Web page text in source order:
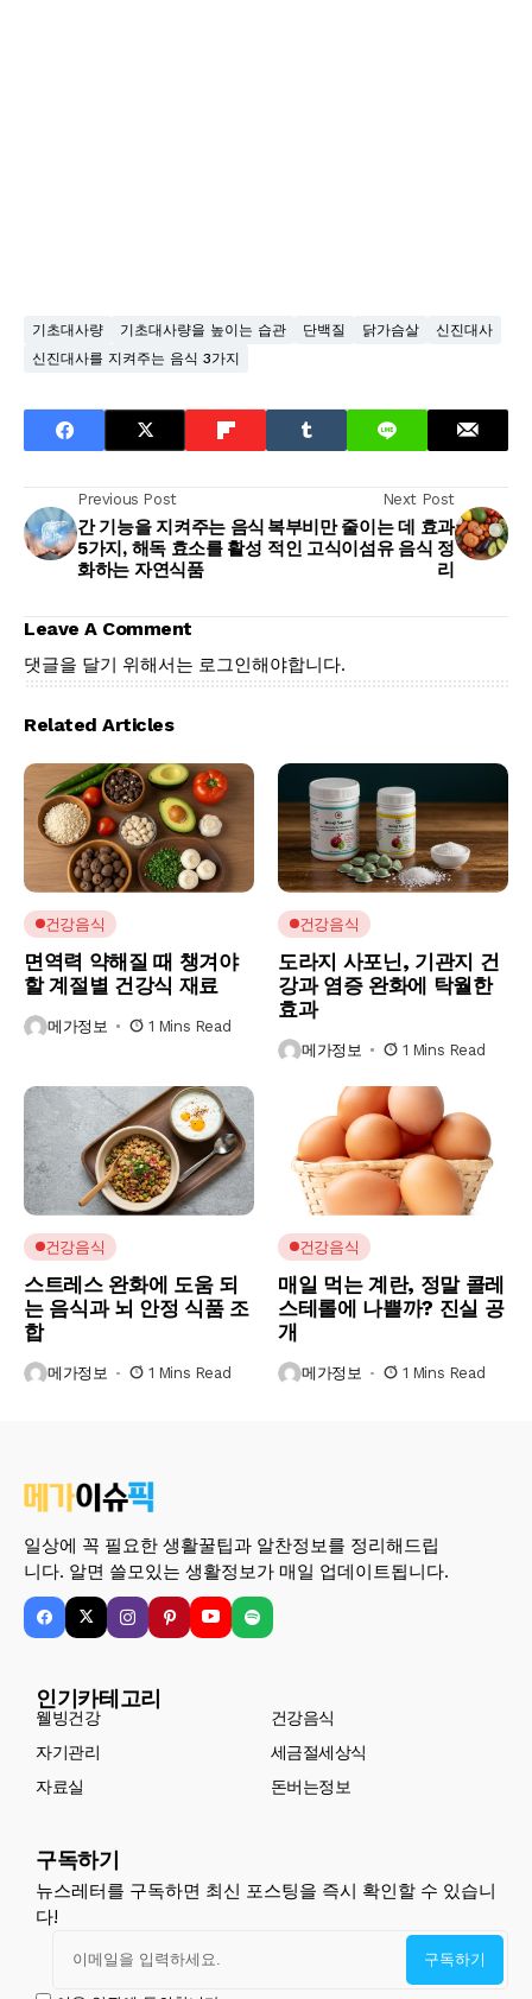
기초대사량 기초대사량을 높이는 습관 단백질 닭가슴살
신진대사
신진대사를 지켜주는 음식 3가지
Previous Post
간 기능을 지켜주는 음식
5가지, 해독 효소를 활성
화하는 자연식품
Next Post
복부비만 줄이는 데 효과
적인 고식이섬유 음식 정
리
Leave A Comment
댓글을 달기 위해서는 로그인해야합니다.
Related Articles
건강음식
면역력 약해질 때 챙겨야
할 계절별 건강식 재료
메가정보 1 Mins Read
건강음식
도라지 사포닌, 기관지 건
강과 염증 완화에 탁월한
효과
메가정보 1 Mins Read
건강음식
스트레스 완화에 도움 되
는 음식과 뇌 안정 식품 조
합
메가정보 1 Mins Read
건강음식
매일 먹는 계란, 정말 콜레
스테롤에 나쁠까? 진실 공
개
메가정보 1 Mins Read
일상에 꼭 필요한 생활꿀팁과 알찬정보를 정리해드립
니다. 알면 쓸모있는 생활정보가 매일 업데이트됩니다.
인기카테고리
웰빙건강
건강음식
자기관리
세금절세상식
자료실
돈버는정보
구독하기
뉴스레터를 구독하면 최신 포스팅을 즉시 확인할 수 있습니
다!